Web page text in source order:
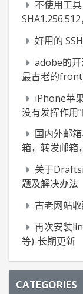
不使用工
好用的
adobe的
最古老的
iPhone苹
没有发挥作用
国内外邮
箱，转发邮箱
关于
题及解决办法
古老网站
再次安装
等)-长期更新
CATEGORIES